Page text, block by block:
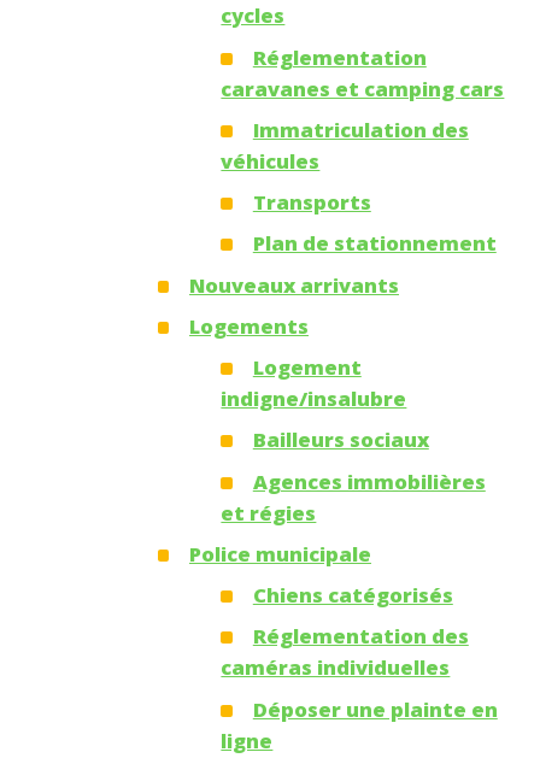
cycles
Réglementation
caravanes et camping cars
Immatriculation des
véhicules
Transports
Plan de stationnement
Nouveaux arrivants
Logements
Logement
indigne/insalubre
Bailleurs sociaux
Agences immobilières
et régies
Police municipale
Chiens catégorisés
Réglementation des
caméras individuelles
Déposer une plainte en
ligne